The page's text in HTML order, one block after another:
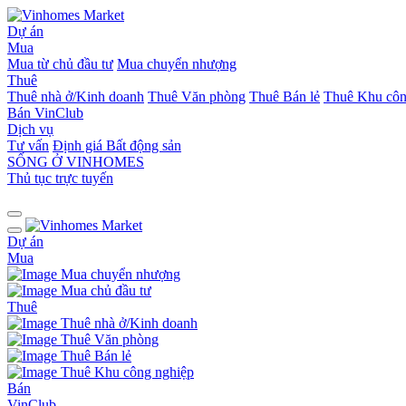
Dự án
Mua
Mua từ chủ đầu tư Mua chuyển nhượng
Thuê
Thuê nhà ở/Kinh doanh Thuê Văn phòng Thuê Bán lẻ Thuê Khu
Bán VinClub
Dịch vụ
Tư vấn Định giá Bất động sản
SỐNG Ở VINHOMES
Thủ tục trực tuyến
Dự án
Mua
Mua chuyển nhượng
Mua chủ đầu tư
Thuê
Thuê nhà ở/Kinh doanh
Thuê Văn phòng
Thuê Bán lẻ
Thuê Khu công nghiệp
Bán